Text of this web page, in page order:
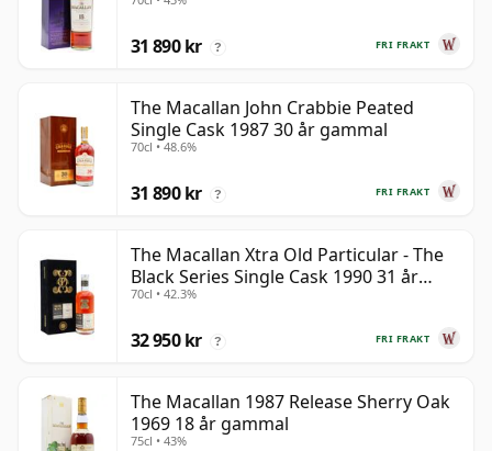
FRI FRAKT
31 890 kr ?
The Macallan John Crabbie Peated
Single Cask 1987 30 år gammal
70cl • 48.6%
FRI FRAKT
31 890 kr ?
The Macallan Xtra Old Particular - The
Black Series Single Cask 1990 31 år
gammal
70cl • 42.3%
FRI FRAKT
32 950 kr ?
The Macallan 1987 Release Sherry Oak
1969 18 år gammal
75cl • 43%